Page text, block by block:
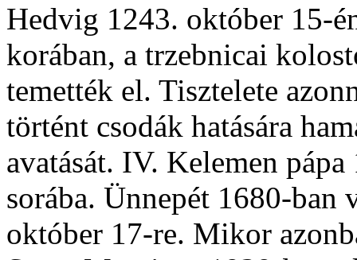
Hedvig 1243. október 15-
korában, a trzebnicai
temették el. Tisztelete
történt csodák hatására
avatását. IV. Kelemen
sorába. Ünnepét 1680-ban
október 17-re. Mikor